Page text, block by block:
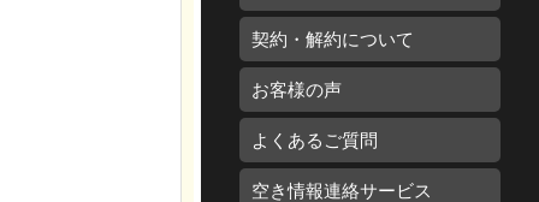
契約・解約について
お客様の声
よくあるご質問
空き情報連絡サービス